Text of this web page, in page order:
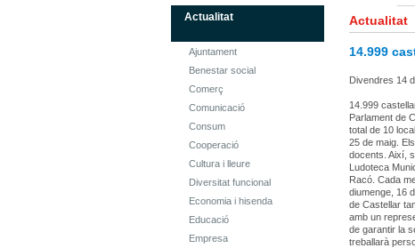
Actualitat
Ajuntament
Benestar social
Comerç
Comunicació
Consum
Cooperació
Cultura i lleure
Diversitat funcional
Economia i hisenda
Educació
Empresa
Actualitat
14.999
Divendres 14
14.999
Parlament de
total de 10
25 de maig.
docents. Així,
Ludoteca
Racó. Cada
diumenge, 16
de Castellar
amb un
de garantir la
treballarà